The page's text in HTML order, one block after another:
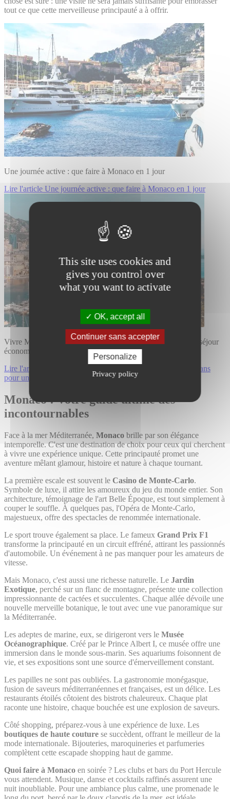
This site uses cookies and
gives you control over
what you want to activate
OK, accept all
Continuer sans accepter
Personalize
Privacy policy
tout ce que cette merveilleuse principauté a à offrir.
Une journée active : que faire à Monaco en 1 jour
Lire l'article Une journée active : que faire à Monaco en 1 jour
Vivre Monaco sans se ruiner : astuces et bons plans pour un séjour
économique
Lire l'article Vivre Monaco sans se ruiner : astuces et bons plans
pour un séjour économique
+
−
Leaflet
Monaco : Votre guide ultime des
incontournables
Face à la mer Méditerranée, Monaco brille par son élégance
intemporelle. C'est une destination de choix pour ceux qui cherchent
à vivre une expérience unique. Cette principauté promet une
aventure mêlant glamour, histoire et nature à chaque tournant.
La première escale est souvent le Casino de Monte-Carlo.
Symbole de luxe, il attire les amoureux du jeu du monde entier. Son
architecture, témoignage de l'art Belle Époque, est tout simplement à
couper le souffle. À quelques pas, l'Opéra de Monte-Carlo,
majestueux, offre des spectacles de renommée internationale.
Le sport trouve également sa place. Le fameux Grand Prix F1
transforme la principauté en un circuit effréné, attirant les passionnés
d'automobile. Un événement à ne pas manquer pour les amateurs de
vitesse.
Mais Monaco, c'est aussi une richesse naturelle. Le Jardin
Exotique, perché sur un flanc de montagne, présente une collection
impressionnante de cactées et succulentes. Chaque allée dévoile une
nouvelle merveille botanique, le tout avec une vue panoramique sur
la Méditerranée.
Les adeptes de marine, eux, se dirigeront vers le Musée
Océanographique. Créé par le Prince Albert I, ce musée offre une
immersion dans le monde sous-marin. Ses aquariums foisonnent de
vie, et ses expositions sont une source d'émerveillement constant.
Les papilles ne sont pas oubliées. La gastronomie monégasque,
fusion de saveurs méditerranéennes et françaises, est un délice. Les
restaurants étoilés côtoient des bistrots chaleureux. Chaque plat
raconte une histoire, chaque bouchée est une explosion de saveurs.
Côté shopping, préparez-vous à une expérience de luxe. Les
boutiques de haute couture se succèdent, offrant le meilleur de la
mode internationale. Bijouteries, maroquineries et parfumeries
complètent cette escapade shopping haut de gamme.
Quoi faire à Monaco en soirée ? Les clubs et bars du Port Hercule
vous attendent. Musique, danse et cocktails raffinés assurent une
nuit inoubliable. Pour une ambiance plus calme, une promenade le